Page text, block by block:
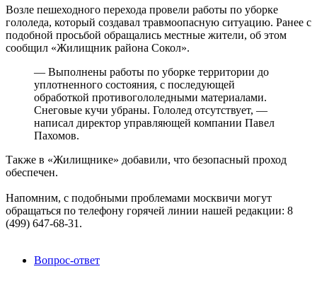
Возле пешеходного перехода провели работы по уборке
гололеда, который создавал травмоопасную ситуацию. Ранее с
подобной просьбой обращались местные жители, об этом
сообщил «Жилищник района Сокол».
— Выполнены работы по уборке территории до
уплотненного состояния, с последующей
обработкой противогололедными материалами.
Снеговые кучи убраны. Гололед отсутствует, —
написал директор управляющей компании Павел
Пахомов.
Также в «Жилищнике» добавили, что безопасный проход
обеспечен.
Напомним, с подобными проблемами москвичи могут
обращаться по телефону горячей линии нашей редакции: 8
(499) 647-68-31.
Вопрос-ответ